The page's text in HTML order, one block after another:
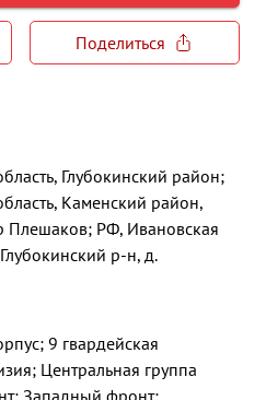
Поделиться
Глубокинский район;
Каменский район,
Плешаков; РФ, Ивановская
р-н, д.
9 гвардейская
Центральная группа
Западный фронт;